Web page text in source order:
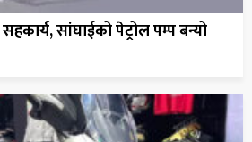
सांघाईको पेट्रोल पम्प बन्यो